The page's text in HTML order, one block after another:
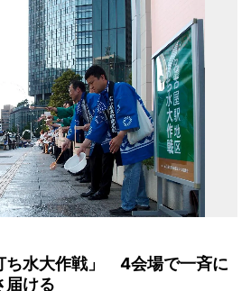
ち水大作戦」 4会場で一斉に
届ける